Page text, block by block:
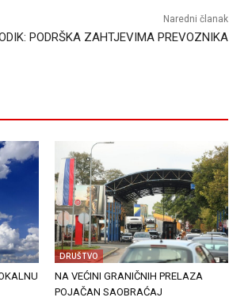
Naredni članak
PODRŠKA ZAHTJEVIMA PREVOZNIKA
DRUŠTVO
NA VEĆINI GRANIČNIH PRELAZA
POJAČAN SAOBRAĆAJ